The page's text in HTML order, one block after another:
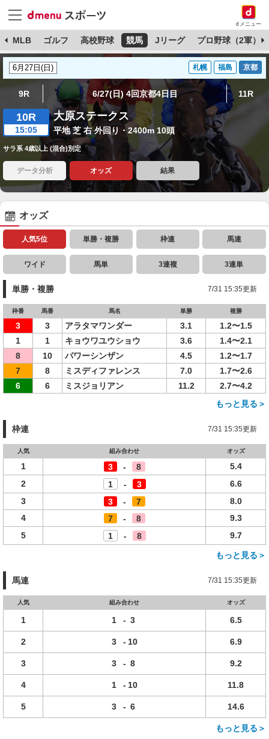
dメニュー
MLB ゴルフ 高校野球 競馬 Jリーグ プロ野球（2軍）
札幌 福島 京都
9R 6/27(日) 4回京都4日目 11R
10R
15:05
大原ステークス
平地 芝 右 外回り・2400m 10頭
サラ系 4歳以上 (混合)別定
データ分析 オッズ 結果
オッズ
人気5位 単勝・複勝 枠連 馬連
ワイド 馬単 3連複 3連単
単勝・複勝 7/31 15:35更新
枠番 馬番 馬名 単勝 複勝
3 3 アラタマワンダー 3.1
1.2〜1.5
1
1 キョウワユウショウ 3.6
1.4〜2.1
8
10 パワーシンザン 4.5
1.2〜1.7
7
8 ミスディファレンス 7.0
1.7〜2.6
6
6 ミスジョリアン 11.2
2.7〜4.2
もっと見る＞
枠連 7/31 15:35更新
人気 組み合わせ オッズ
1 3 - 8
5.4
2
1 - 3
6.6
3
3 - 7
8.0
4
7 - 8
9.3
5
1 - 8 9.7
もっと見る＞
馬連 7/31 15:35更新
人気 組み合わせ オッズ
1 1 - 3 6.5
2 3 - 10 6.9
3 3 - 8 9.2
4 1 - 10 11.8
5 3 - 6 14.6
もっと見る＞